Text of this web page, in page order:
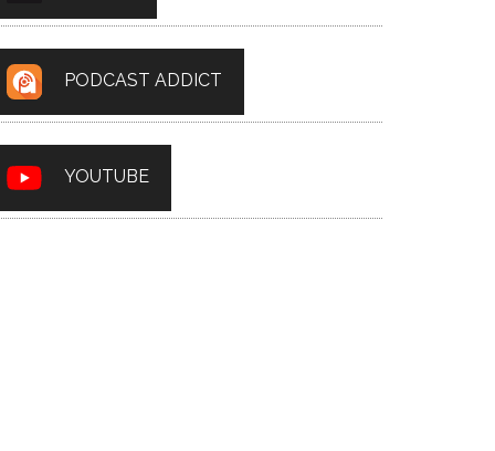
PODCAST ADDICT
YOUTUBE